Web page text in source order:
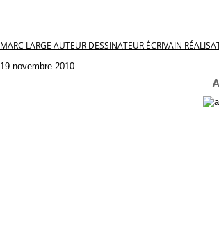
MARC LARGE AUTEUR DESSINATEUR ÉCRIVAIN
19 novembre 2010